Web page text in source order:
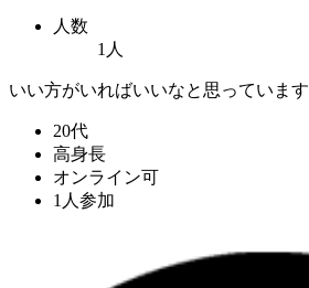
人数
1人
いい方がいればいいなと思っています
20代
高身長
オンライン可
1人参加